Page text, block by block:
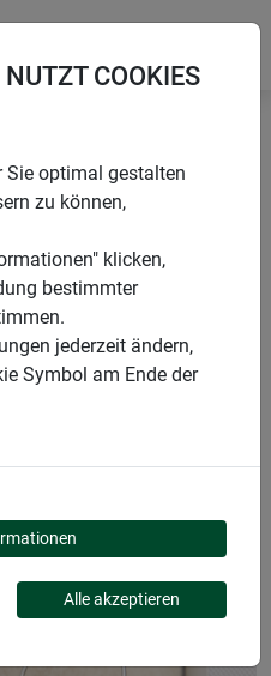
Mausefalle SECRET CATCH
SECRET
NUTZT COOKIES
Sie optimal gestalten
zu können,
klicken,
bestimmter
jederzeit ändern,
Symbol am Ende der
Alle akzeptieren